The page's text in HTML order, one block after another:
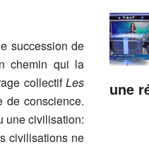
succession de
chemin qui la
collectifLes
de conscience.
une civilisation:
civilisations ne
une